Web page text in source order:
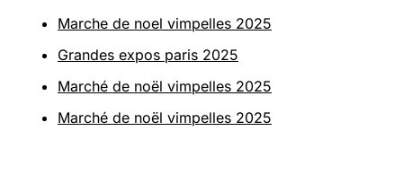
Marche de noel vimpelles 2025
Grandes expos paris 2025
Marché de noël vimpelles 2025
Marché de noël vimpelles 2025